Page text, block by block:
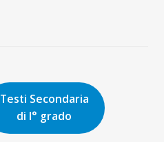
Testi Secondaria
di I° grado